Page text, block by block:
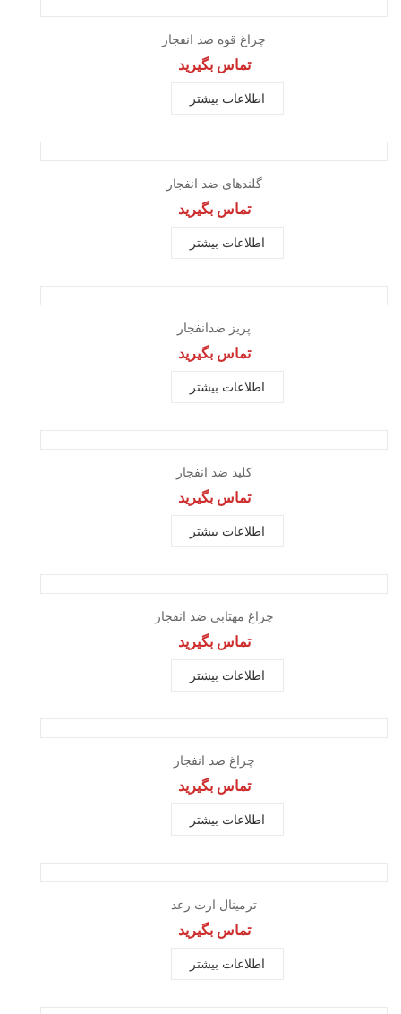
مشاهده سریع
چراغ قوه ضد انفجار
تماس بگیرید
اطلاعات بیشتر
مشاهده سریع
گلندهای ضد انفجار
تماس بگیرید
اطلاعات بیشتر
مشاهده سریع
پریز ضدانفجار
تماس بگیرید
اطلاعات بیشتر
مشاهده سریع
کلید ضد انفجار
تماس بگیرید
اطلاعات بیشتر
مشاهده سریع
چراغ مهتابی ضد انفجار
تماس بگیرید
اطلاعات بیشتر
مشاهده سریع
چراغ ضد انفجار
تماس بگیرید
اطلاعات بیشتر
مشاهده سریع
ترمینال ارت رعد
تماس بگیرید
اطلاعات بیشتر